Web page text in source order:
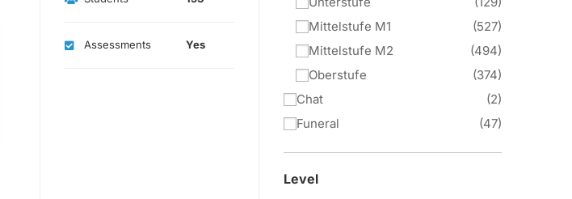
Assessments Yes
Mittelstufe M1
527
Mittelstufe M2
494
Oberstufe
374
Chat
2
Funeral
47
Level